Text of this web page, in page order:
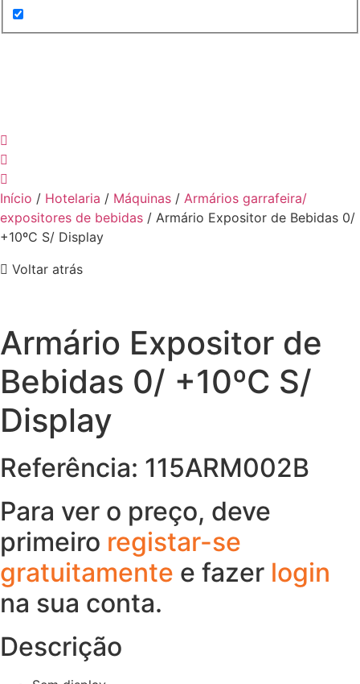
Início / Hotelaria / Máquinas / Armários garrafeira/
expositores de bebidas / Armário Expositor de Bebidas 0/
+10ºC S/ Display
Voltar atrás
Armário Expositor de
Bebidas 0/ +10ºC S/
Display
Referência: 115ARM002B
Para ver o preço, deve
primeiro registar-se
gratuitamente e fazer login
na sua conta.
Descrição